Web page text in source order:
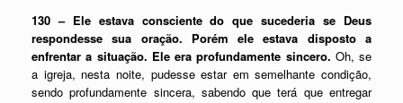
130 – Ele estava consciente do que sucederia se Deus
respondesse sua oração. Porém ele estava disposto a
enfrentar a situação. Ele era profundamente sincero. Oh, se
a igreja, nesta noite, pudesse estar em semelhante condição,
sendo profundamente sincera, sabendo que terá que entregar